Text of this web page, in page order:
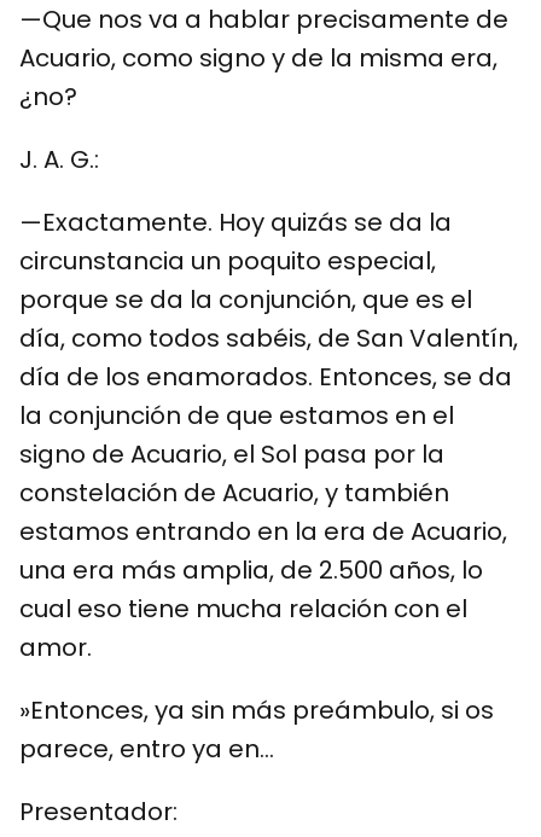
—Que nos va a hablar precisamente de
Acuario, como signo y de la misma era,
¿no?
J. A. G.:
—Exactamente. Hoy quizás se da la
circunstancia un poquito especial,
porque se da la conjunción, que es el
día, como todos sabéis, de San Valentín,
día de los enamorados. Entonces, se da
la conjunción de que estamos en el
signo de Acuario, el Sol pasa por la
constelación de Acuario, y también
estamos entrando en la era de Acuario,
una era más amplia, de 2.500 años, lo
cual eso tiene mucha relación con el
amor.
»Entonces, ya sin más preámbulo, si os
parece, entro ya en…
Presentador: